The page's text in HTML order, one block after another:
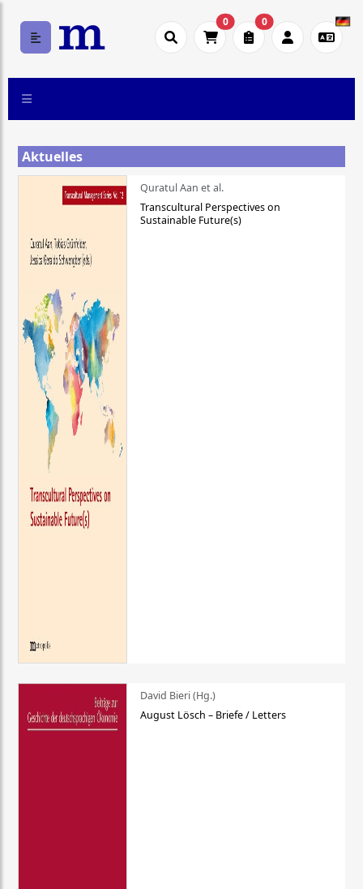
0 0
Aktuelles
Quratul Aan et al.
Transcultural Perspectives on
Sustainable Future(s)
David Bieri (Hg.)
August Lösch – Briefe / Letters